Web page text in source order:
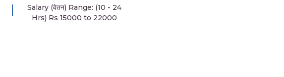
Salary (वेतन) Range: (10 - 24
Hrs) Rs 15000 to 22000